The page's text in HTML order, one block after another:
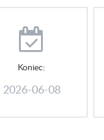
Koniec:
2026-06-08